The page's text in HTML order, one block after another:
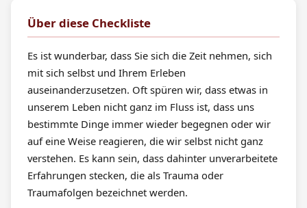
Über diese Checkliste
Es ist wunderbar, dass Sie sich die Zeit nehmen, sich
mit sich selbst und Ihrem Erleben
auseinanderzusetzen. Oft spüren wir, dass etwas in
unserem Leben nicht ganz im Fluss ist, dass uns
bestimmte Dinge immer wieder begegnen oder wir
auf eine Weise reagieren, die wir selbst nicht ganz
verstehen. Es kann sein, dass dahinter unverarbeitete
Erfahrungen stecken, die als Trauma oder
Traumafolgen bezeichnet werden.